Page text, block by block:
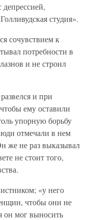
студия».
сочувствием к
потребности в
и не строил
и при
ему оставили
упорную борьбу
отмечали в нем
же не раз выказывал
не стоит того,
«у него
чтобы они не
он мог выносить